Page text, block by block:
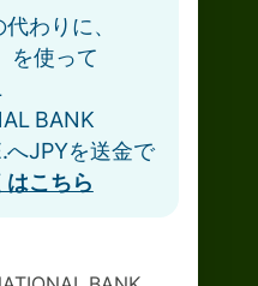
わりに、
を使って
BANK
へJPYを送金で
はこちら